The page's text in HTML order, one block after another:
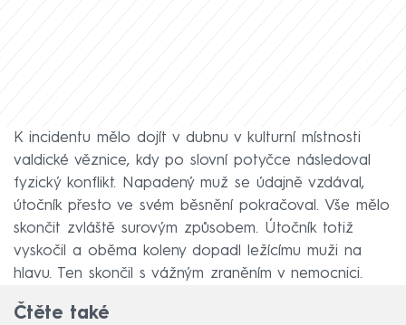
K incidentu mělo dojít v dubnu v kulturní místnosti
valdické věznice, kdy po slovní potyčce následoval
fyzický konflikt. Napadený muž se údajně vzdával,
útočník přesto ve svém běsnění pokračoval. Vše mělo
skončit zvláště surovým způsobem. Útočník totiž
vyskočil a oběma koleny dopadl ležícímu muži na
hlavu. Ten skončil s vážným zraněním v nemocnici.
Čtěte také